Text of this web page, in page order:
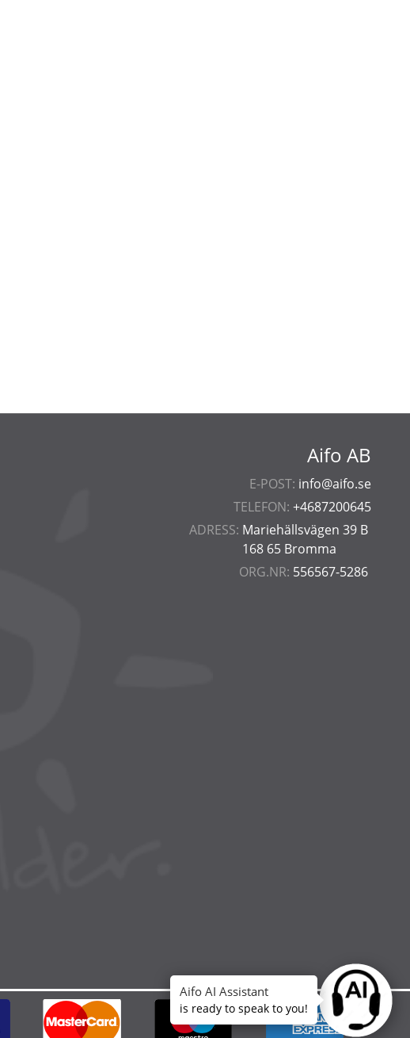
Aifo AB
E-POST: info@aifo.se
TELEFON: +4687200645
ADRESS: Mariehällsvägen 39 B
168 65 Bromma
ORG.NR: 556567-5286
Ask
Aifo AI Assistant
is ready to speak to you!